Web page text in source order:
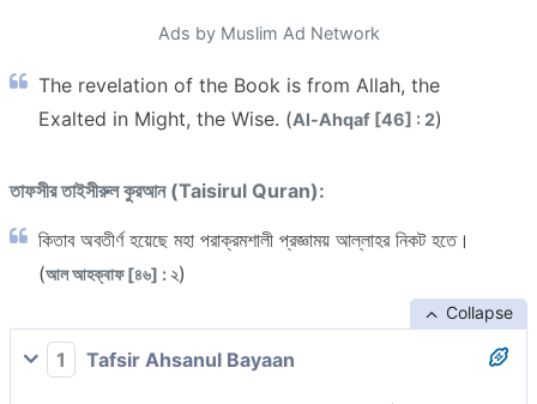
Ads by Muslim Ad Network
The revelation of the Book is from Allah, the
Exalted in Might, the Wise. (Al-Ahqaf [46] : 2)
তাফসীর তাইসীরুল কুরআন (Taisirul Quran):
কিতাব অবতীর্ণ হয়েছে মহা পরাক্রমশালী প্রজ্ঞাময় আল্লাহর নিকট হতে।
(আল আহক্বাফ [৪৬] : ২)
Collapse
1 Tafsir Ahsanul Bayaan